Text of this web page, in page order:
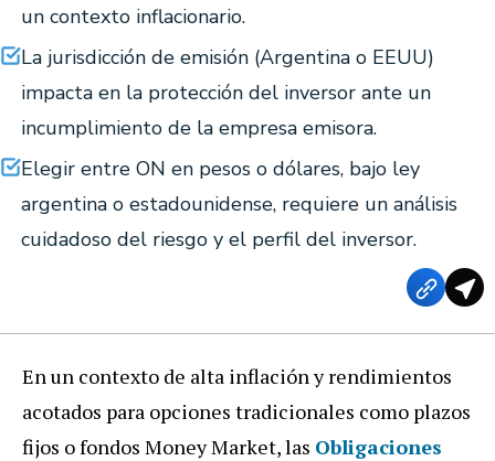
un contexto inflacionario.
La jurisdicción de emisión (Argentina o EEUU)
impacta en la protección del inversor ante un
incumplimiento de la empresa emisora.
Elegir entre ON en pesos o dólares, bajo ley
argentina o estadounidense, requiere un análisis
cuidadoso del riesgo y el perfil del inversor.
En un contexto de alta inflación y rendimientos
acotados para opciones tradicionales como plazos
fijos o fondos Money Market, las Obligaciones